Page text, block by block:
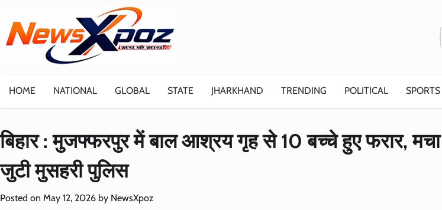
content
HOME NATIONAL GLOBAL STATE JHARKHAND TRENDING POLITICAL SPORTS
बिहार : मुजफ्फरपुर में बाल आश्रय गृह से 10 बच्चे हुए फरार,
जुटी मुसहरी पुलिस
Posted on May 12, 2026 by NewsXpoz